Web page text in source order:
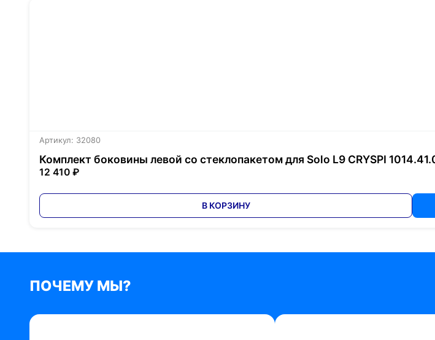
Артикул: 32080
Комплект боковины левой со стеклопакетом для Solo L9 CRYSPI
12 410 ₽
В КОРЗИНУ
ПОЧЕМУ МЫ?